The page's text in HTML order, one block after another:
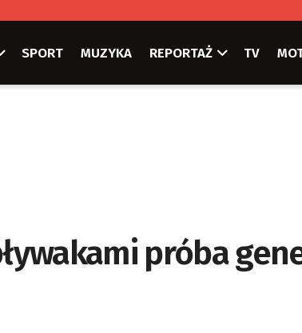
SPORT MUZYKA REPORTAŻ TV
próba